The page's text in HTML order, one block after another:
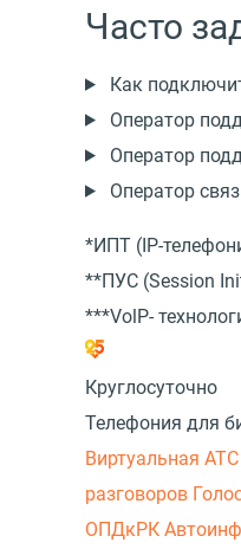
Часто
Как
Оператор
Оператор
Оператор
*ИПТ (IP-
**ПУС (Session
***VolP-
Круглосуточно
Телефония для
Виртуальная АТС
разговоров
ОПДкРК